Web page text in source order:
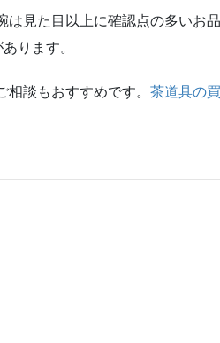
見た目以上に確認点の多いお
ります。
相談もおすすめです。茶道具の